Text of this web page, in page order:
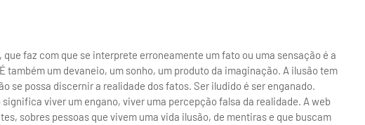
faz com que se interprete erroneamente um fato ou uma sensação é a
também um devaneio, um sonho, um produto da imaginação. A ilusão tem
se possa discernir a realidade dos fatos. Ser iludido é ser enganado.
viver um engano, viver uma percepção falsa da realidade. A web
sobres pessoas que vivem uma vida ilusão, de mentiras e que buscam